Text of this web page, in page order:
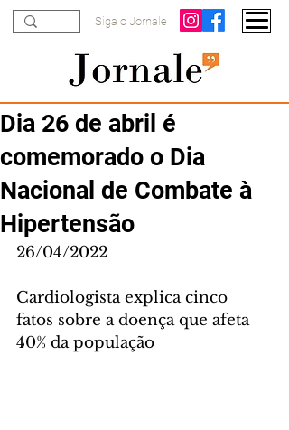
Siga o Jornale
Dia 26 de abril é
comemorado o Dia
Nacional de Combate à
Hipertensão
26/04/2022
Cardiologista explica cinco
fatos sobre a doença que afeta
40% da população